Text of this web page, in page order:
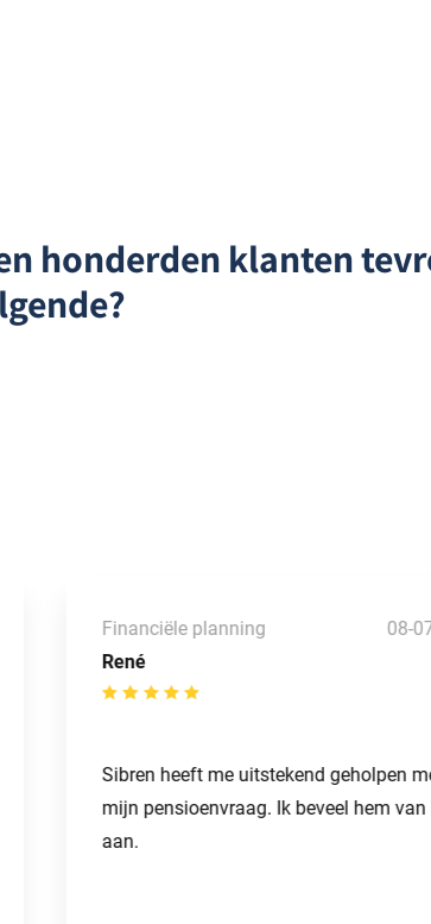
honderden klanten
René
Financiële planning 08-
Sibren heeft me uitstekend geholpen
mijn pensioenvraag. Ik beveel hem van
aan.